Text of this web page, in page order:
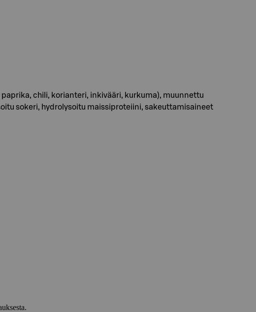
chili, korianteri, inkivääri, kurkuma), muunnettu
sokeri, hydrolysoitu maissiproteiini, sakeuttamisaineet